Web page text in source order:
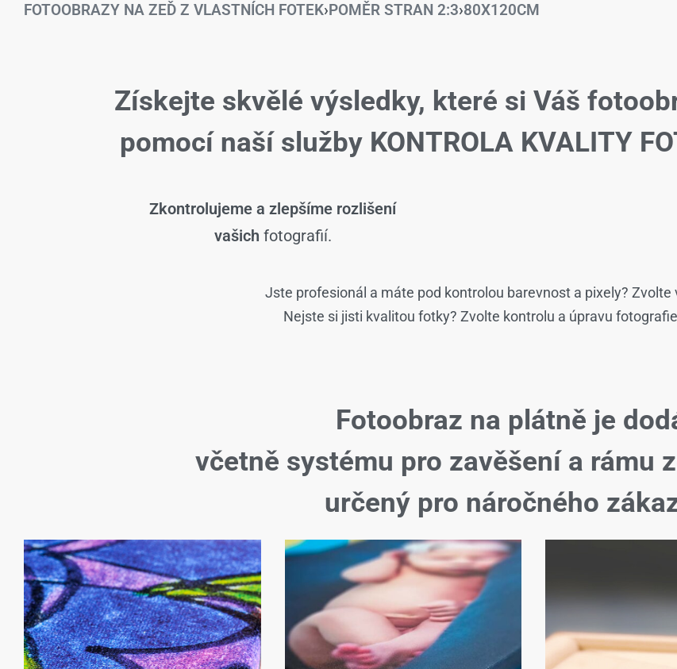
FOTOOBRAZY NA ZEĎ Z VLASTNÍCH FOTEK›POMĚR STRAN 2:3›80X120CM
Získejte skvělé výsledky, které si Váš
pomocí naší služby KONTROLA KVALITY
Zkontrolujeme a zlepšíme rozlišení
vašich fotografií.
Jste profesionál a máte pod kontrolou barevnost a pixely? Zvolte
Nejste si jisti kvalitou fotky? Zvolte kontrolu a úpravu
Fotoobraz na plátně je
včetně systému pro zavěšení a rámu
určený pro náročného